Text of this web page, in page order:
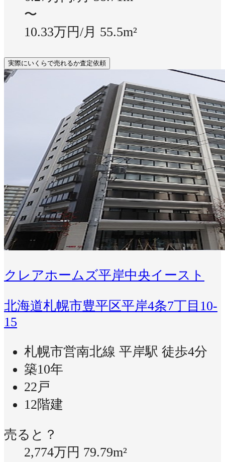
〜
10.33万円/月 55.5m²
実際にいくらで売れるか査定依頼
クレアホームズ平岸中央イースト
北海道札幌市豊平区平岸4条7丁目10-
15
札幌市営南北線 平岸駅 徒歩4分
築10年
22戸
12階建
売ると？
2,774万円 79.79m²